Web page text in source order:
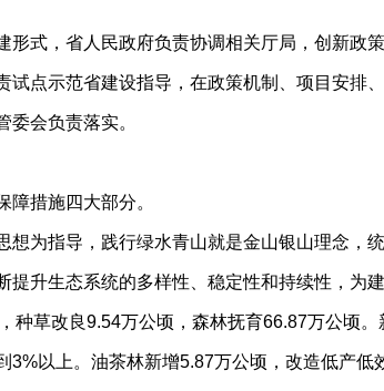
式，省人民政府负责协调相关厅局，创新政
点示范省建设指导，在政策机制、项目安排
会负责落实。
障措施四大部分。
想为指导，践行绿水青山就是金山银山理念，
升生态系统的多样性、稳定性和持续性，为
草改良9.54万公顷，森林抚育66.87万公顷。
以上。油茶林新增5.87万公顷，改造低产低